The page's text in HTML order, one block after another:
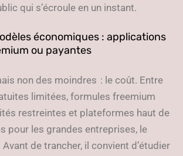
qui s’écroule en un instant.
économiques : applications
ou payantes
non des moindres : le coût. Entre
limitées, formules freemium
restreintes et plateformes haut de
pour les grandes entreprises, le
de trancher, il convient d’étudier